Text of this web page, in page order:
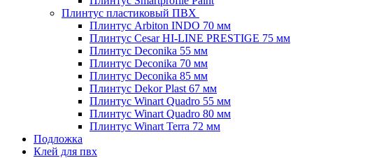
Плинтус пластиковый ПВХ
Плинтус Arbiton INDO 70 мм
Плинтус Cesar HI-LINE PRESTIGE 75 мм
Плинтус Deconika 55 мм
Плинтус Deconika 70 мм
Плинтус Deconika 85 мм
Плинтус Dekor Plast 67 мм
Плинтус Winart Quadro 55 мм
Плинтус Winart Quadro 80 мм
Плинтус Winart Terra 72 мм
Подложка
Клей для пвх